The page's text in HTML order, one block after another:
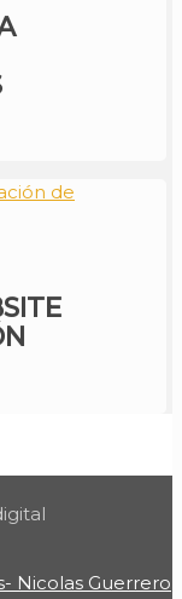
Nicolas Guerrero